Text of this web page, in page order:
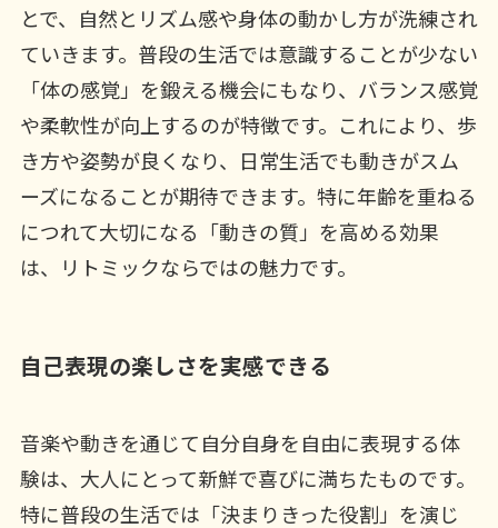
とで、自然とリズム感や身体の動かし方が洗練され
ていきます。普段の生活では意識することが少ない
「体の感覚」を鍛える機会にもなり、バランス感覚
や柔軟性が向上するのが特徴です。これにより、歩
き方や姿勢が良くなり、日常生活でも動きがスム
ーズになることが期待できます。特に年齢を重ねる
につれて大切になる「動きの質」を高める効果
は、リトミックならではの魅力です。
自己表現の楽しさを実感できる
音楽や動きを通じて自分自身を自由に表現する体
験は、大人にとって新鮮で喜びに満ちたものです。
特に普段の生活では「決まりきった役割」を演じ